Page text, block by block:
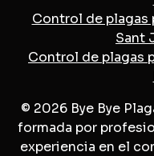
Control de plagas
Sant
Control de plagas
© 2026 Bye Bye
formada por
experiencia en el